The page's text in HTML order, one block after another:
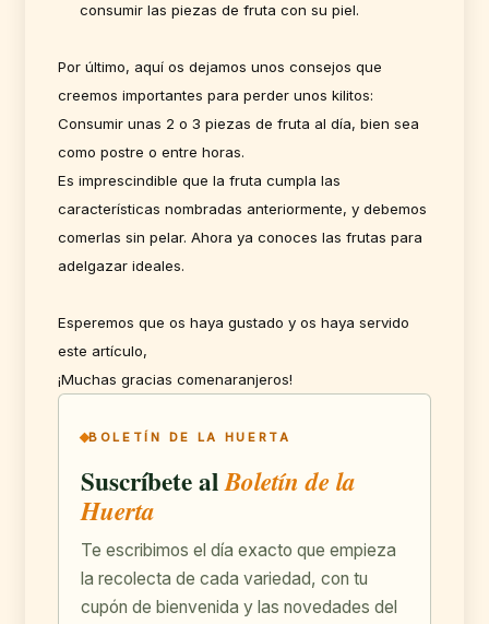
consumir las piezas de fruta con su piel.
Por último, aquí os dejamos unos consejos que
creemos importantes para perder unos kilitos:
Consumir unas 2 o 3 piezas de fruta al día, bien sea
como postre o entre horas.
Es imprescindible que la fruta cumpla las
características nombradas anteriormente, y debemos
comerlas sin pelar. Ahora ya conoces las frutas para
adelgazar ideales.
Esperemos que os haya gustado y os haya servido
este artículo,
¡Muchas gracias comenaranjeros!
BOLETÍN DE LA HUERTA
Suscríbete alBoletín de la
Huerta
Te escribimos el día exacto que empieza
la recolecta de cada variedad, con tu
cupón de bienvenida y las novedades del